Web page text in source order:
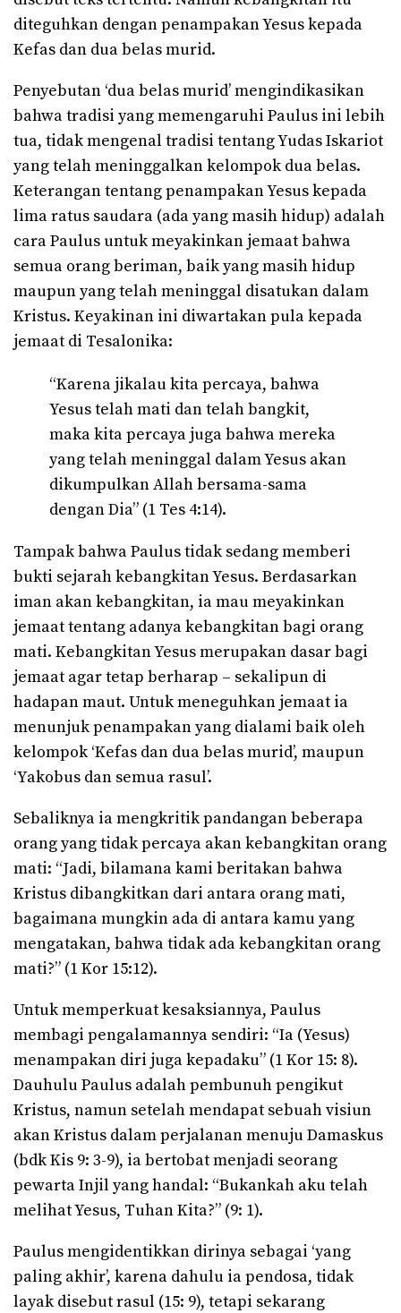
diteguhkan dengan penampakan Yesus kepada
Kefas dan dua belas murid.
Penyebutan ‘dua belas murid’ mengindikasikan
bahwa tradisi yang memengaruhi Paulus ini lebih
tua, tidak mengenal tradisi tentang Yudas Iskariot
yang telah meninggalkan kelompok dua belas.
Keterangan tentang penampakan Yesus kepada
lima ratus saudara (ada yang masih hidup) adalah
cara Paulus untuk meyakinkan jemaat bahwa
semua orang beriman, baik yang masih hidup
maupun yang telah meninggal disatukan dalam
Kristus. Keyakinan ini diwartakan pula kepada
jemaat di Tesalonika:
“Karena jikalau kita percaya, bahwa
Yesus telah mati dan telah bangkit,
maka kita percaya juga bahwa mereka
yang telah meninggal dalam Yesus akan
dikumpulkan Allah bersama-sama
dengan Dia” (1 Tes 4:14).
Tampak bahwa Paulus tidak sedang memberi
bukti sejarah kebangkitan Yesus. Berdasarkan
iman akan kebangkitan, ia mau meyakinkan
jemaat tentang adanya kebangkitan bagi orang
mati. Kebangkitan Yesus merupakan dasar bagi
jemaat agar tetap berharap – sekalipun di
hadapan maut. Untuk meneguhkan jemaat ia
menunjuk penampakan yang dialami baik oleh
kelompok ‘Kefas dan dua belas murid’, maupun
‘Yakobus dan semua rasul’.
Sebaliknya ia mengkritik pandangan beberapa
orang yang tidak percaya akan kebangkitan orang
mati: “Jadi, bilamana kami beritakan bahwa
Kristus dibangkitkan dari antara orang mati,
bagaimana mungkin ada di antara kamu yang
mengatakan, bahwa tidak ada kebangkitan orang
mati?” (1 Kor 15:12).
Untuk memperkuat kesaksiannya, Paulus
membagi pengalamannya sendiri: “Ia (Yesus)
menampakan diri juga kepadaku” (1 Kor 15: 8).
Dauhulu Paulus adalah pembunuh pengikut
Kristus, namun setelah mendapat sebuah visiun
akan Kristus dalam perjalanan menuju Damaskus
(bdk Kis 9: 3-9), ia bertobat menjadi seorang
pewarta Injil yang handal: “Bukankah aku telah
melihat Yesus, Tuhan Kita?” (9: 1).
Paulus mengidentikkan dirinya sebagai ‘yang
paling akhir’, karena dahulu ia pendosa, tidak
layak disebut rasul (15: 9), tetapi sekarang